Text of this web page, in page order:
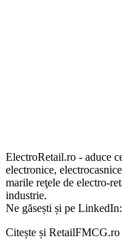
ElectroRetail.ro - aduce
electronice,
marile reţele de electro-
industrie.
Ne găsești și pe LinkedIn:
Citește și RetailFMCG.ro